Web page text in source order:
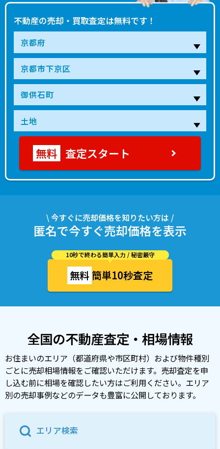
不動産の売却・買取査定は無料です！
査定スタート
\ 今すぐに売却価格を知りたい方は /
匿名で今すぐ売却価格を表示
10秒で終わる簡単入力 / 秘密厳守
無料簡単10秒査定
全国の不動産査定・相場情報
お住まいのエリア（都道府県や市区町村）および物件種別
ごとに売却相場情報をご確認いただけます。売却査定を申
し込む前に相場を確認したい方はご利用ください。エリア
別の売却事例などのデータも豊富に公開しております。
エリア検索